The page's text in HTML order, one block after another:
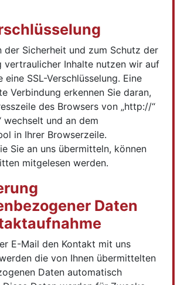
der Sicherheit und zum Schutz der
vertraulicher Inhalte nutzen wir auf
eine SSL-Verschlüsselung. Eine
Verbindung erkennen Sie daran,
des Browsers von „http://“
wechselt und an dem
in Ihrer Browserzeile.
Sie an uns übermitteln, können
mitgelesen werden.
Daten
E-Mail den Kontakt mit uns
die von Ihnen übermittelten
Daten automatisch